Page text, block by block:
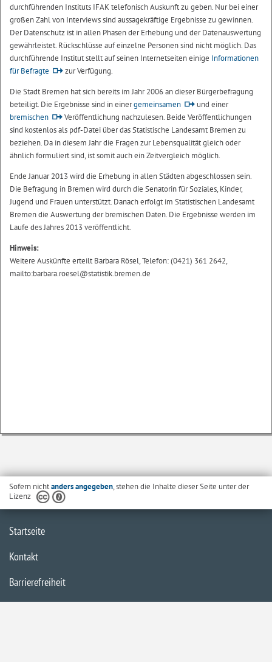
durchführenden Instituts IFAK telefonisch Auskunft zu geben. Nur bei einer
großen Zahl von Interviews sind aussagekräftige Ergebnisse zu gewinnen.
Der Datenschutz ist in allen Phasen der Erhebung und der Datenauswertung
gewährleistet. Rückschlüsse auf einzelne Personen sind nicht möglich. Das
durchführende Institut stellt auf seinen Internetseiten einige Informationen
für Befragte
zur Verfügung.
Die Stadt Bremen hat sich bereits im Jahr 2006 an dieser Bürgerbefragung
beteiligt. Die Ergebnisse sind in einergemeinsamen
und einer
bremischen
Veröffentlichung nachzulesen. Beide Veröffentlichungen
sind kostenlos als pdf-Datei über das Statistische Landesamt Bremen zu
beziehen. Da in diesem Jahr die Fragen zur Lebensqualität gleich oder
ähnlich formuliert sind, ist somit auch ein Zeitvergleich möglich.
Ende Januar 2013 wird die Erhebung in allen Städten abgeschlossen sein.
Die Befragung in Bremen wird durch die Senatorin für Soziales, Kinder,
Jugend und Frauen unterstützt. Danach erfolgt im Statistischen Landesamt
Bremen die Auswertung der bremischen Daten. Die Ergebnisse werden im
Laufe des Jahres 2013 veröffentlicht.
Hinweis:
Weitere Auskünfte erteilt Barbara Rösel, Telefon: (0421) 361 2642,
mailto:barbara.roesel@statistik.bremen.de
Sofern nichtanders angegeben, stehen die Inhalte dieser Seite unter der
Lizenz
Startseite
Kontakt
Barrierefreiheit